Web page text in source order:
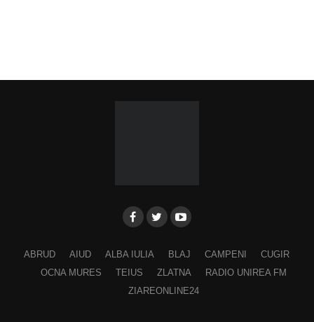
ABRUD AIUD ALBA IULIA BLAJ CAMPENI
CUGIR
OCNA MURES
TEIUS ZLATNA
RADIO UNIREA FM
ZIAREONLINE24